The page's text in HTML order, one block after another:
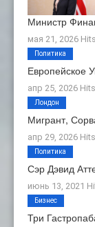
Министр
мая 21, 2026
Европейское
апр 25, 2026
Политика
Мигрант,
апр 29, 2026
Лондон
Сэр Дэвид
июнь 13, 2021
Политика
Три
Бизнес